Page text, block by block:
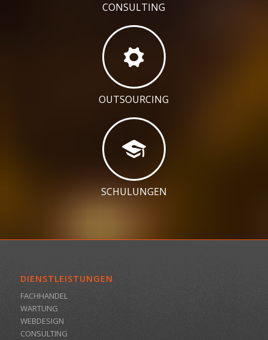
CONSULTING
OUTSOURCING
SCHULUNGEN
DIENSTLEISTUNGEN
FACHHANDEL
WARTUNG
WEBDESIGN
CONSULTING